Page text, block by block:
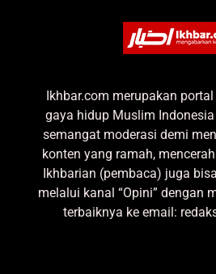
Ikhbar.com merupakan
gaya hidup Muslim
semangat moderasi demi
konten yang ramah,
Ikhbarian (pembaca) juga
melalui kanal “Opini” dengan
terbaiknya ke email: